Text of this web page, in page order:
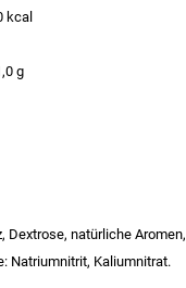
kcal
g
Dextrose, natürliche Aromen,
Natriumnitrit, Kaliumnitrat.